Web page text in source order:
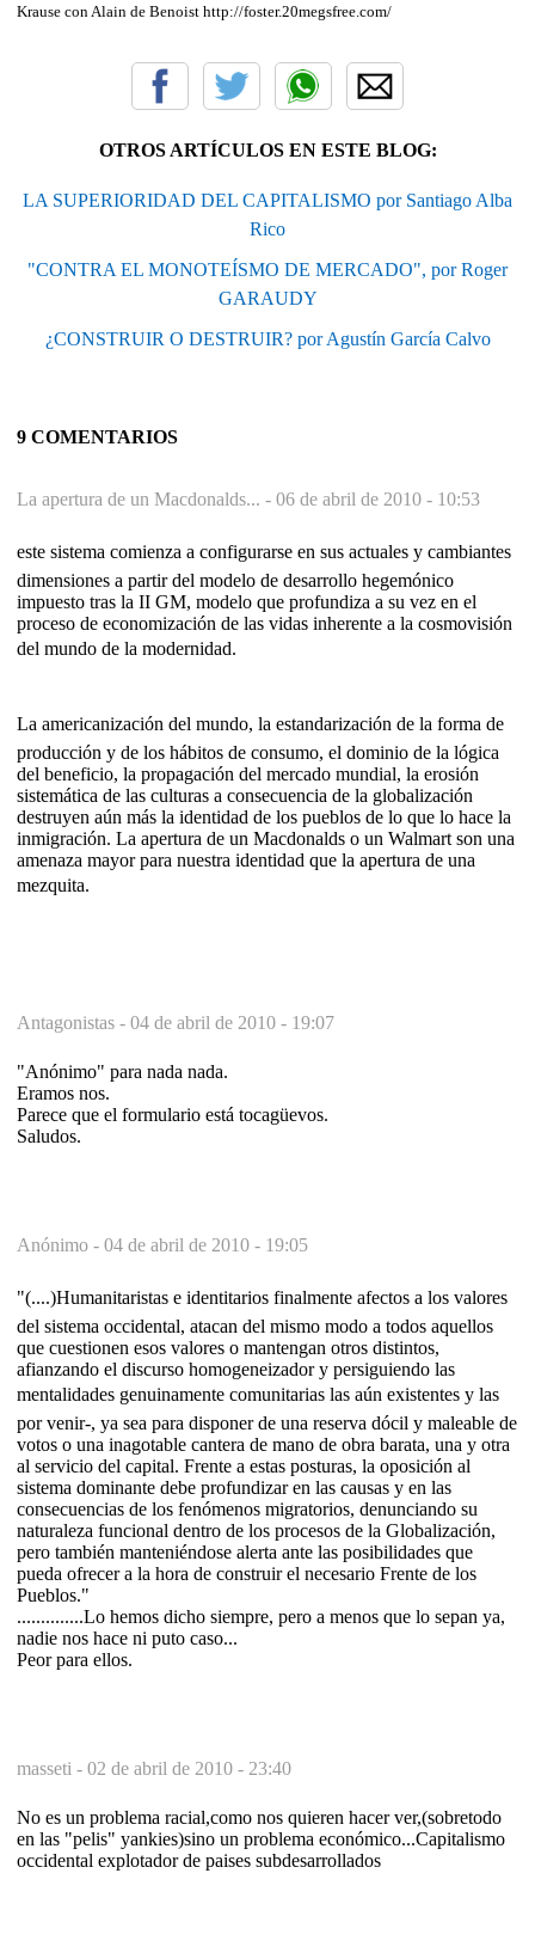
Krause con Alain de Benoist http://foster.20megsfree.com/
OTROS ARTÍCULOS EN ESTE BLOG:
LA SUPERIORIDAD DEL CAPITALISMO por Santiago Alba
Rico
"CONTRA EL MONOTEÍSMO DE MERCADO", por Roger
GARAUDY
¿CONSTRUIR O DESTRUIR? por Agustín García Calvo
9 COMENTARIOS
La apertura de un Macdonalds... - 06 de abril de 2010 - 10:53
este sistema comienza a configurarse en sus actuales y cambiantes
dimensiones a partir del modelo de desarrollo hegemónico
impuesto tras la II GM, modelo que profundiza a su vez en el
proceso de economización de las vidas inherente a la cosmovisión
del mundo de la modernidad.
La ameri­ca­nización del mundo, la estandarización de la forma de
producción y de los hábi­tos de consumo, el dominio de la lógica
del beneficio, la propagación del mercado mundial, la erosión
sistemática de las culturas a con­se­cuen­cia de la globalización
destruyen aún más la identidad de los pueblos de lo que lo hace la
inmigración. La apertura de un Macdonalds o un Walmart son una
ame­na­za mayor para nuestra identidad que la apertura de una
mezquita.
Antagonistas - 04 de abril de 2010 - 19:07
"Anónimo" para nada nada.
Eramos nos.
Parece que el formulario está tocagüevos.
Saludos.
Anónimo - 04 de abril de 2010 - 19:05
"(....)Humanitaristas e identitarios finalmente afectos a los valores
del sistema occidental, atacan del mismo modo a todos aquellos
que cuestionen esos valores o mantengan otros distintos,
afianzando el discurso homogeneizador y persiguiendo las
mentalidades genuinamente comunitarias las aún existentes y las
por venir-, ya sea para disponer de una reserva dócil y maleable de
votos o una inagotable cantera de mano de obra barata, una y otra
al servicio del capital. Frente a estas posturas, la oposición al
sistema dominante debe profundizar en las causas y en las
consecuencias de los fenómenos migratorios, denunciando su
naturaleza funcional dentro de los procesos de la Globalización,
pero también manteniéndose alerta ante las posibilidades que
pueda ofrecer a la hora de construir el necesario Frente de los
Pueblos."
..............Lo hemos dicho siempre, pero a menos que lo sepan ya,
nadie nos hace ni puto caso...
Peor para ellos.
masseti - 02 de abril de 2010 - 23:40
No es un problema racial,como nos quieren hacer ver,(sobretodo
en las "pelis" yankies)sino un problema económico...Capitalismo
occidental explotador de paises subdesarrollados